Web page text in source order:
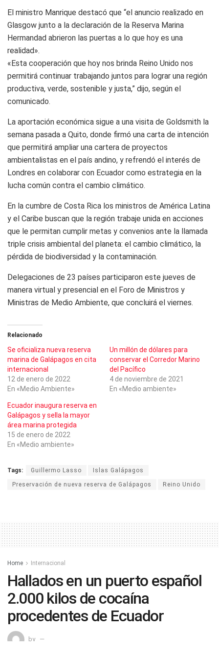
El ministro Manrique destacó que “el anuncio realizado en
Glasgow junto a la declaración de la Reserva Marina
Hermandad abrieron las puertas a lo que hoy es una
realidad».
«Esta cooperación que hoy nos brinda Reino Unido nos
permitirá continuar trabajando juntos para lograr una región
productiva, verde, sostenible y justa,” dijo, según el
comunicado.
La aportación económica sigue a una visita de Goldsmith la
semana pasada a Quito, donde firmó una carta de intención
que permitirá ampliar una cartera de proyectos
ambientalistas en el país andino, y refrendó el interés de
Londres en colaborar con Ecuador como estrategia en la
lucha común contra el cambio climático.
En la cumbre de Costa Rica los ministros de América Latina
y el Caribe buscan que la región trabaje unida en acciones
que le permitan cumplir metas y convenios ante la llamada
triple crisis ambiental del planeta: el cambio climático, la
pérdida de biodiversidad y la contaminación.
Delegaciones de 23 países participaron este jueves de
manera virtual y presencial en el Foro de Ministros y
Ministras de Medio Ambiente, que concluirá el viernes.
Relacionado
Se oficializa nueva reserva
marina de Galápagos en cita
internacional
12 de enero de 2022
En «Medio Ambiente»
Un millón de dólares para
conservar el Corredor Marino
del Pacífico
4 de noviembre de 2021
En «Medio ambiente»
Ecuador inaugura reserva en
Galápagos y sella la mayor
área marina protegida
15 de enero de 2022
En «Medio ambiente»
Tags: Guillermo Lasso Islas Galápagos
Preservación de nueva reserva de Galápagos Reino Unido
Home Internacional
Hallados en un puerto español
2.000 kilos de cocaína
procedentes de Ecuador
by